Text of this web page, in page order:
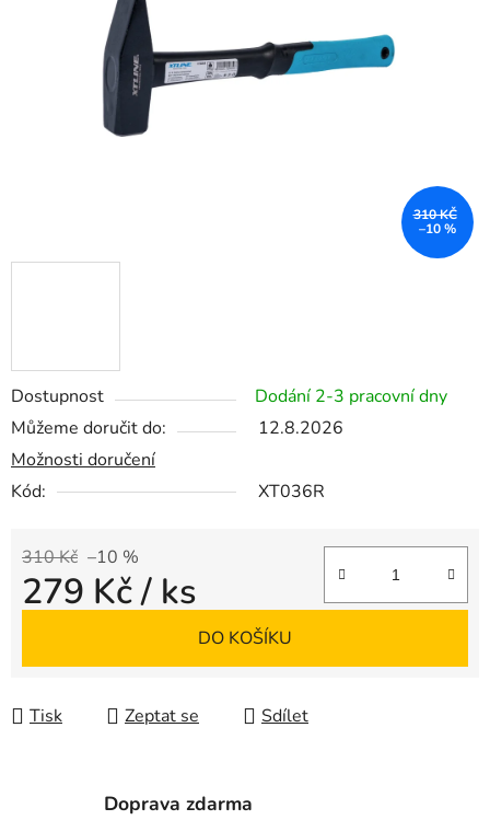
Dostupnost
Dodání 2-3 pracovní dny
Můžeme doručit do:
12.8.2026
Možnosti doručení
Kód:
XT036R
310 Kč –10 %
279 Kč/ ks
DO KOŠÍKU
Tisk Zeptat se Sdílet
310 KČ
–10 %
Doprava zdarma